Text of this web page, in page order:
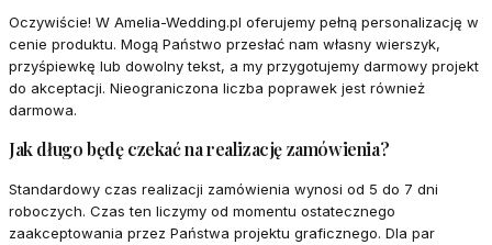
Oczywiście! W Amelia-Wedding.pl oferujemy pełną personalizację w
cenie produktu. Mogą Państwo przesłać nam własny wierszyk,
przyśpiewkę lub dowolny tekst, a my przygotujemy darmowy projekt
do akceptacji. Nieograniczona liczba poprawek jest również
darmowa.
Jak długo będę czekać na realizację zamówienia?
Standardowy czas realizacji zamówienia wynosi od 5 do 7 dni
roboczych. Czas ten liczymy od momentu ostatecznego
zaakceptowania przez Państwa projektu graficznego. Dla par